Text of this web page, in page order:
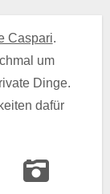
Caspari.
um
Dinge.
dafür